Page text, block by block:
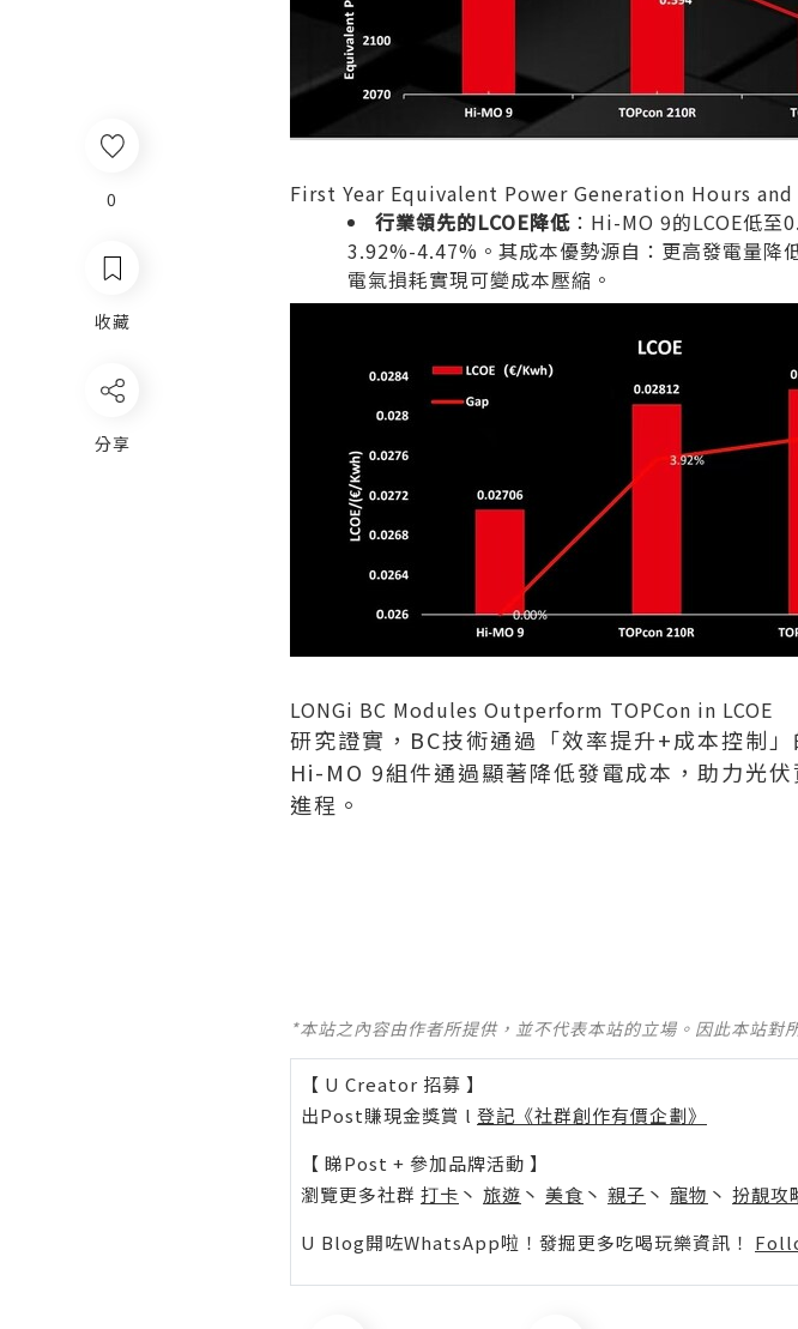
0
收藏
分享
First Year Equivalent Power Generation Hours and
行業領先的LCOE降低 ：Hi-MO 9的LCOE低
3.92%-4.47%。其成本優勢源自：更高發電量降
電氣損耗實現可變成本壓縮。
LONGi BC Modules Outperform TOPCon in LCOE
研究證實，BC技術通過「效率提升+成本控制
Hi-MO 9組件通過顯著降低發電成本，助力光
進程。
*本站之內容由作者所提供，並不代表本站的立場。因此本站
【 U Creator 招募 】
出Post賺現金獎賞 l 登記《社群創作有價企劃》
【 睇Post + 參加品牌活動 】
瀏覽更多社群 打卡 丶 旅遊 丶 美食 丶 親子 丶 寵物 丶 扮靚攻
U Blog開咗WhatsApp啦！發掘更多吃喝玩樂資訊！